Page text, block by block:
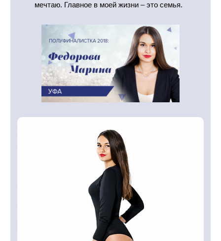
мечтаю. Главное в моей жизни – это семья.